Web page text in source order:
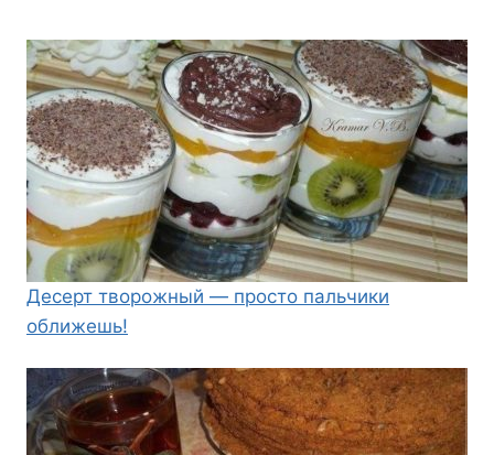
Десерт творожный — просто пальчики
оближешь!